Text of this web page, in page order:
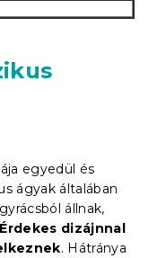
egyedül és
ágyak általában
állnak,
Érdekes dizájnnal
. Hátránya